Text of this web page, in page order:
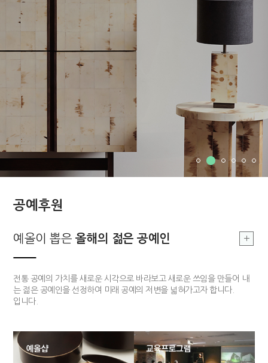
공예후원
부여, 지역문화싹틔우기
부여 지역의 공예를 기반으로 한 지역문화를 발전시킴으로 공예 커뮤니티
의 구심점을 구축하고자 합니다.
예올이 뽑은 올해의 장인
전통적 기법과 기능을 구현할 수 있고 개방적 사고를 가지고 있는 장인 한
분을 매년 선정하여 작품개발 및 판매까지 전 과정을 함께하는 후원 사업
입니다.
예올이 뽑은 올해의 젊은 공예인
전통 공예의 가치를 새로운 시각으로 바라보고 새로운 쓰임을 만들어 내
는 젊은 공예인을 선정하여 미래 공예의 저변을 넓혀가고자 합니다.
부여, 지역문화올해의 장인